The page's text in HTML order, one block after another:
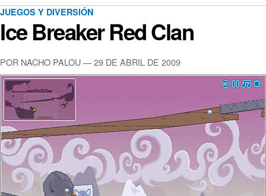
JUEGOS Y DIVERSIÓN
Ice Breaker Red Clan
POR NACHO PALOU — 29 DE ABRIL DE 2009